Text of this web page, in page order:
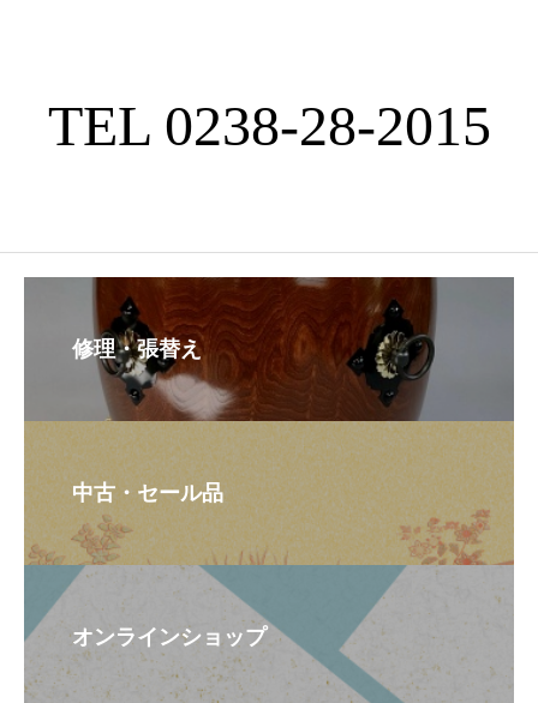
TEL 0238-28-2015
修理・張替え
中古・セール品
オンラインショップ